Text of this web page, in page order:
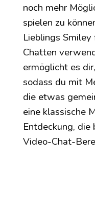
noch mehr
spielen zu
Lieblings
Chatten
ermöglicht es
sodass du mit
die etwas
eine klassische
Entdeckung, die
Video-Chat-